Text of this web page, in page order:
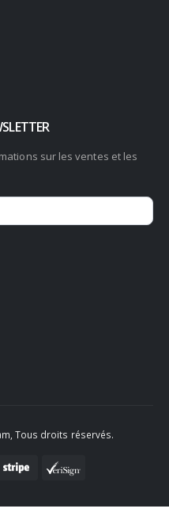
sur les ventes et les
Tous droits réservés.